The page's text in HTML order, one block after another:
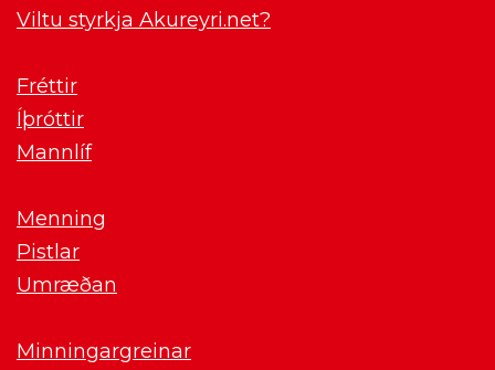
Viltu styrkja Akureyri.net?
Fréttir
Íþróttir
Mannlíf
Menning
Pistlar
Umræðan
Minningargreinar